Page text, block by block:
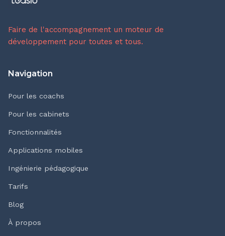
Faire de l'accompagnement un moteur de
développement pour toutes et tous.
Navigation
Pour les coachs
Pour les cabinets
Fonctionnalités
Applications mobiles
Ingénierie pédagogique
Tarifs
Blog
À propos